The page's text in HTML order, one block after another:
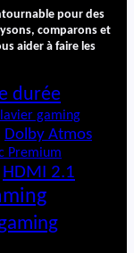
pour des
comparons et
aider à faire les
durée
gaming
Dolby Atmos
Premium
HDMI 2.1